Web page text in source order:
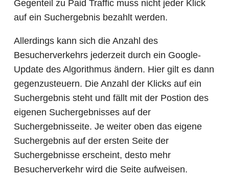
Gegenteil zu Paid Traffic muss nicht jeder Klick
auf ein Suchergebnis bezahlt werden.
Allerdings kann sich die Anzahl des
Besucherverkehrs jederzeit durch ein Google-
Update des Algorithmus ändern. Hier gilt es dann
gegenzusteuern. Die Anzahl der Klicks auf ein
Suchergebnis steht und fällt mit der Postion des
eigenen Suchergebnisses auf der
Suchergebnisseite. Je weiter oben das eigene
Suchergebnis auf der ersten Seite der
Suchergebnisse erscheint, desto mehr
Besucherverkehr wird die Seite aufweisen.